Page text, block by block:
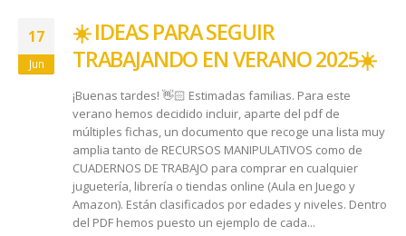
17
Jun
☀️​ IDEAS PARA SEGUIR
TRABAJANDO EN VERANO 2025☀️​
¡Buenas tardes! 👋🏻 Estimadas familias. Para este
verano hemos decidido incluir, aparte del pdf de
múltiples fichas, un documento que recoge una lista muy
amplia tanto de RECURSOS MANIPULATIVOS como de
CUADERNOS DE TRABAJO para comprar en cualquier
juguetería, librería o tiendas online (Aula en Juego y
Amazon). Están clasificados por edades y niveles. Dentro
del PDF hemos puesto un ejemplo de cada...